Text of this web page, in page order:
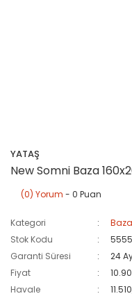
YATAŞ
New Somni Baza
(0) Yorum - 0 Puan
Kategori
Baza
Stok Kodu
Garanti Süresi
24
Fiyat
Havale